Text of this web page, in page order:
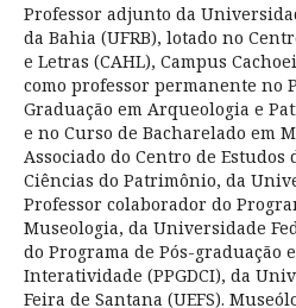
Professor adjunto da
da Bahia (UFRB), lotado no
e Letras (CAHL), Campus
como professor permanente no
Graduação em Arqueologia e
e no Curso de Bacharelado em
Associado do Centro de
Ciências do Patrimônio, da
Professor colaborador do
Museologia, da Universidade
do Programa de Pós-graduação
Interatividade (PPGDCI), da
Feira de Santana (UEFS).